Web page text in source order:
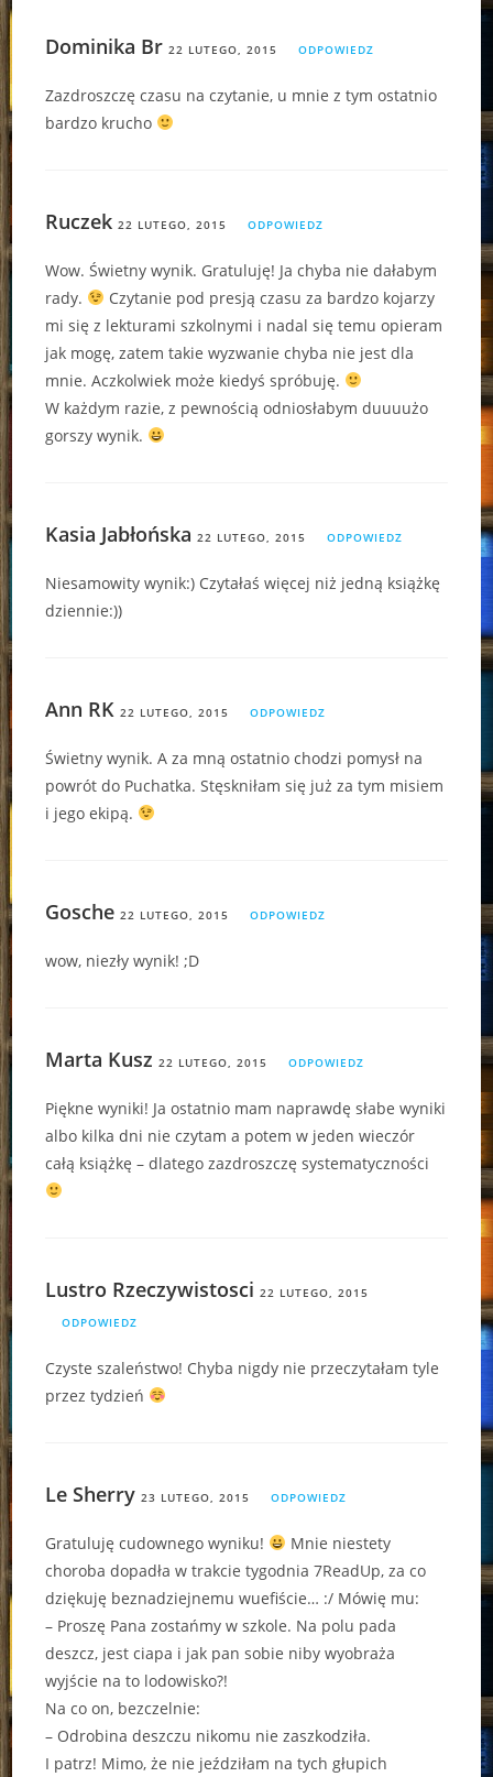
Dominika Br 22 LUTEGO, 2015 ODPOWIEDZ
Zazdroszczę czasu na czytanie, u mnie z tym ostatnio
bardzo krucho
Ruczek 22 LUTEGO, 2015 ODPOWIEDZ
Wow. Świetny wynik. Gratuluję! Ja chyba nie dałabym
rady.
Czytanie pod presją czasu za bardzo kojarzy
mi się z lekturami szkolnymi i nadal się temu opieram
jak mogę, zatem takie wyzwanie chyba nie jest dla
mnie. Aczkolwiek może kiedyś spróbuję.
W każdym razie, z pewnością odniosłabym duuuużo
gorszy wynik.
Kasia Jabłońska 22 LUTEGO, 2015 ODPOWIEDZ
Niesamowity wynik:) Czytałaś więcej niż jedną książkę
dziennie:))
Ann RK 22 LUTEGO, 2015 ODPOWIEDZ
Świetny wynik. A za mną ostatnio chodzi pomysł na
powrót do Puchatka. Stęskniłam się już za tym misiem
i jego ekipą.
Gosche 22 LUTEGO, 2015 ODPOWIEDZ
wow, niezły wynik! ;D
Marta Kusz 22 LUTEGO, 2015 ODPOWIEDZ
Piękne wyniki! Ja ostatnio mam naprawdę słabe wyniki
albo kilka dni nie czytam a potem w jeden wieczór
całą książkę – dlatego zazdroszczę systematyczności
Lustro Rzeczywistosci 22 LUTEGO, 2015
ODPOWIEDZ
Czyste szaleństwo! Chyba nigdy nie przeczytałam tyle
przez tydzień
Le Sherry 23 LUTEGO, 2015 ODPOWIEDZ
Gratuluję cudownego wyniku!
Mnie niestety
choroba dopadła w trakcie tygodnia 7ReadUp, za co
dziękuję beznadziejnemu wuefiście… :/ Mówię mu:
– Proszę Pana zostańmy w szkole. Na polu pada
deszcz, jest ciapa i jak pan sobie niby wyobraża
wyjście na to lodowisko?!
Na co on, bezczelnie:
– Odrobina deszczu nikomu nie zaszkodziła.
I patrz! Mimo, że nie jeździłam na tych głupich